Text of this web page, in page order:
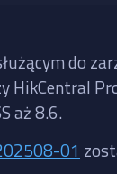
do
HikCentral
aż 8.6.
01